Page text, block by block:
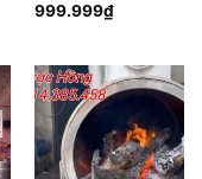
999.999₫